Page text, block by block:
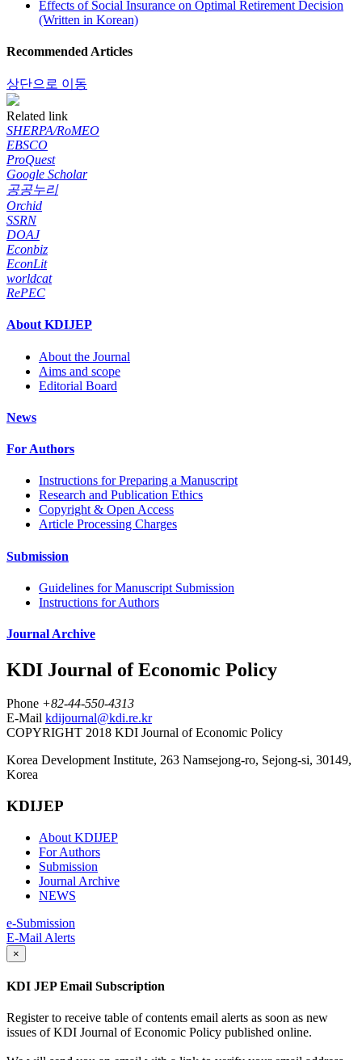
Effects of Social Insurance on Optimal Retirement Decision
(Written in Korean)
Recommended Articles
상단으로 이동
Related link
SHERPA/RoMEO
EBSCO
ProQuest
Google Scholar
공공누리
Orchid
SSRN
DOAJ
Econbiz
EconLit
worldcat
RePEC
About KDIJEP
About the Journal
Aims and scope
Editorial Board
News
For Authors
Instructions for Preparing a Manuscript
Research and Publication Ethics
Copyright & Open Access
Article Processing Charges
Submission
Guidelines for Manuscript Submission
Instructions for Authors
Journal Archive
KDI Journal of Economic Policy
Phone +82-44-550-4313
E-Mail kdijournal@kdi.re.kr
COPYRIGHT 2018 KDI Journal of Economic Policy
Korea Development Institute, 263 Namsejong-ro, Sejong-si, 30149,
Korea
KDIJEP
About KDIJEP
For Authors
Submission
Journal Archive
NEWS
e-Submission
E-Mail Alerts
×
KDI JEP Email Subscription
Register to receive table of contents email alerts as soon as new
issues of KDI Journal of Economic Policy published online.